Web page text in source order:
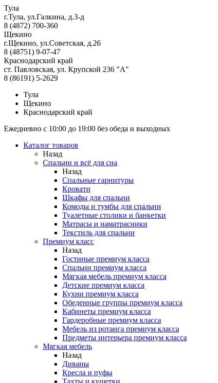
Тула
г.Тула, ул.Галкина, д.3-д
8 (4872) 700-360
Щекино
г.Щекино, ул.Советская, д.26
8 (48751) 9-07-47
Краснодарский край
ст. Павловская, ул. Крупской 236 "А"
8 (86191) 5-2629
Тула
Щекино
Краснодарский край
Ежедневно с 10:00 до 19:00 без обеда и выходных
Каталог товаров
Назад
Спальни и всё для сна
Назад
Спальные гарнитуры
Кровати
Шкафы для спальни
Комоды и тумбы для спальни
Туалетные столики и банкетки
Матрасы и наматрасники
Текстиль для спальни
Премиум класс
Назад
Гостиные премиум класса
Спальни премиум класса
Мягкая мебель премиум класса
Детские премиум класса
Кухни премиум класса
Обеденные группы премиум класса
Кабинеты премиум класса
Гардеробные премиум класса
Мебель из ротанга премиум класса
Предметы интерьера премиум класса
Мягкая мебель
Назад
Диваны
Кресла и пуфы
Тахты и кушетки